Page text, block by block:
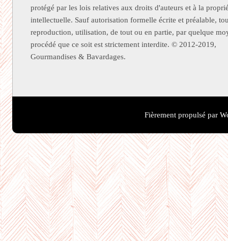
protégé par les lois relatives aux droits d'auteurs et à la
intellectuelle. Sauf autorisation formelle écrite et préalable,
reproduction, utilisation, de tout ou en partie, par quelque
procédé que ce soit est strictement interdite. © 2012-2019,
Gourmandises & Bavardages.
Fièrement propulsé par